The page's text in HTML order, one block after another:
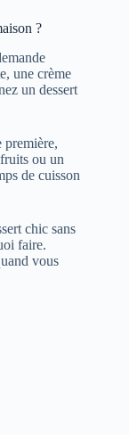
?
une crème
un dessert
première,
ou un
de cuisson
chic sans
faire.
vous